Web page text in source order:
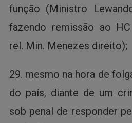
função (Ministro
fazendo remissão ao HC
rel. Min. Menezes direito);
29. mesmo na hora de
do país, diante de um
sob penal de responder